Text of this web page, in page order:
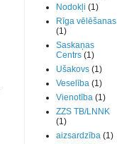
Nodokļi (1)
Rīga vēlēšanas
(1)
Saskaņas
Centrs (1)
Ušakovs (1)
Veselība (1)
Vienotība (1)
ZZS TB/LNNK
(1)
aizsardzība (1)